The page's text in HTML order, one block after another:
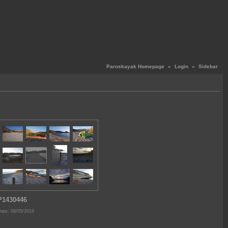
Paroskayak Homepage « Login « Sidebar
09/05/2019